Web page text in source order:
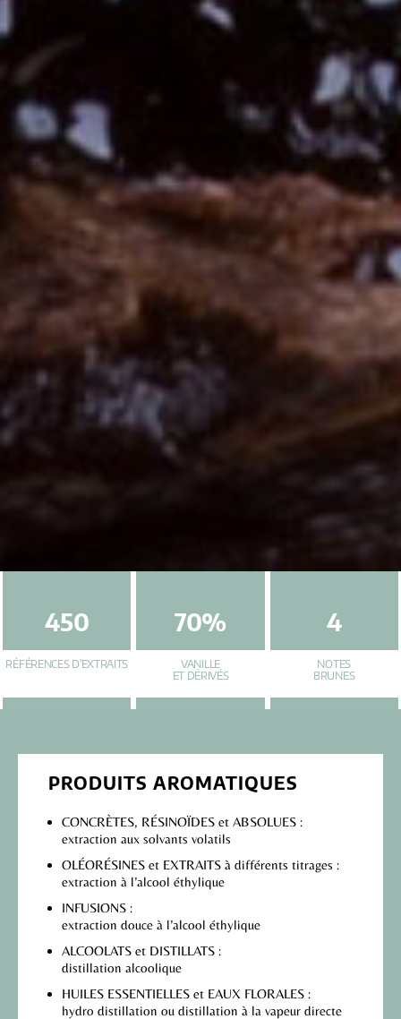
450
RÉFÉRENCES D'EXTRAITS
70%
VANILLE
ET DÉRIVÉS
4
NOTES
BRUNES
PRODUITS AROMATIQUES
CONCRÈTES, RÉSINOÏDES et ABSOLUES :
extraction aux solvants volatils
OLÉORÉSINES et EXTRAITS à différents titrages :
extraction à l’alcool éthylique
INFUSIONS :
extraction douce à l’alcool éthylique
ALCOOLATS et DISTILLATS :
distillation alcoolique
HUILES ESSENTIELLES et EAUX FLORALES :
hydro distillation ou distillation à la vapeur directe